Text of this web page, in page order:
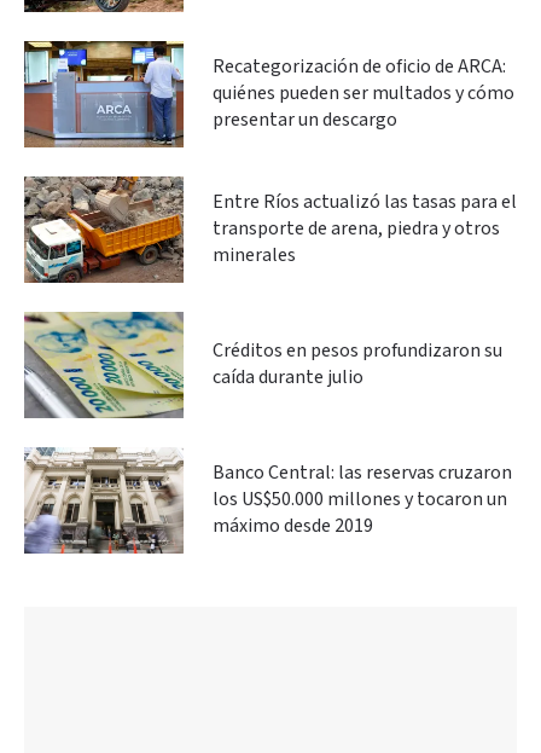
Recategorización de oficio de ARCA:
quiénes pueden ser multados y cómo
presentar un descargo
Entre Ríos actualizó las tasas para el
transporte de arena, piedra y otros
minerales
Créditos en pesos profundizaron su
caída durante julio
Banco Central: las reservas cruzaron
los US$50.000 millones y tocaron un
máximo desde 2019